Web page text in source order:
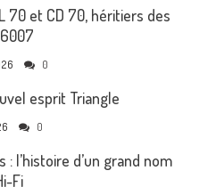
70 et CD 70, héritiers des
0
esprit Triangle
0
: l’histoire d’un grand nom
Fi